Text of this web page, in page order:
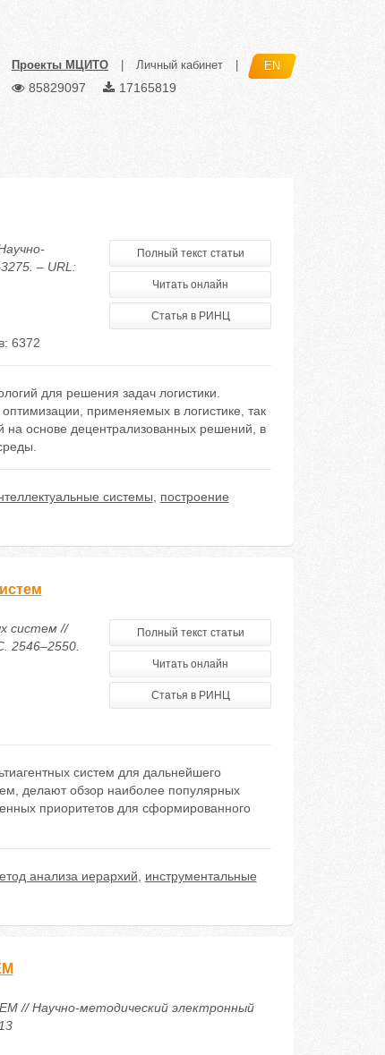
Проекты МЦИТО Личный кабинет EN
85829097 17165819
– URL:
Полный текст статьи
Читать онлайн
Статья в РИНЦ
6372
для решения задач логистики.
применяемых в логистике, так
основе децентрализованных решений, в
системы
построение
систем //
2546–2550.
Полный текст статьи
Читать онлайн
Статья в РИНЦ
систем для дальнейшего
делают обзор наиболее популярных
приоритетов для сформированного
анализа иерархий
инструментальные
Научно-методический электронный